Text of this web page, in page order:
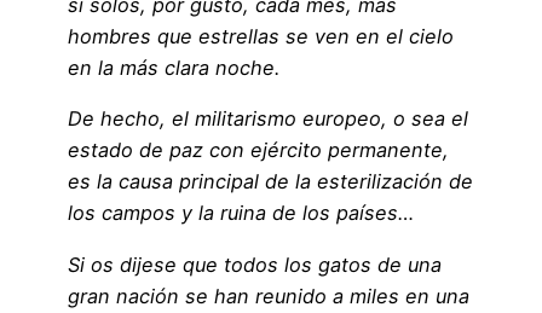
hombres que estrellas se ven en el cielo
en la más clara noche.
De hecho, el militarismo europeo, o sea el
estado de paz con ejército permanente,
es la causa principal de la esterilización de
los campos y la ruina de los países…
Si os dijese que todos los gatos de una
gran nación se han reunido a miles en una